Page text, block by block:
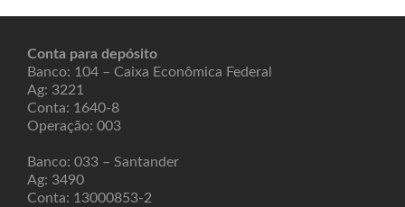
Conta para depósito
Banco: 104 – Caixa Econômica Federal
Ag: 3221
Conta: 1640-8
Operação: 003
Banco: 033 – Santander
Ag: 3490
Conta: 13000853-2